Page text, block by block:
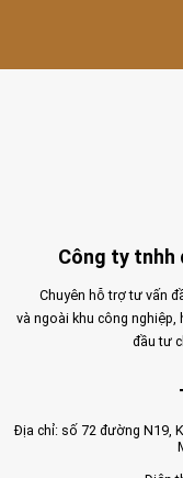
Công ty tnhh
Chuyên hỗ trợ tư vấn
và ngoài khu công nghiệp,
đầu tư
Địa chỉ: số 72 đường N19,